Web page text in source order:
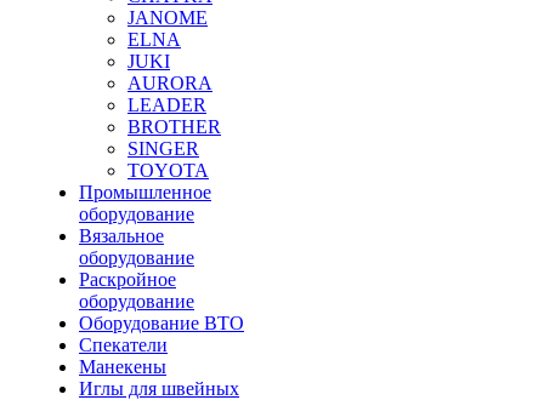
JANOME
ELNA
JUKI
AURORA
LEADER
BROTHER
SINGER
TOYOTA
Промышленное
оборудование
Вязальное
оборудование
Раскройное
оборудование
Оборудование ВТО
Спекатели
Манекены
Иглы для швейных